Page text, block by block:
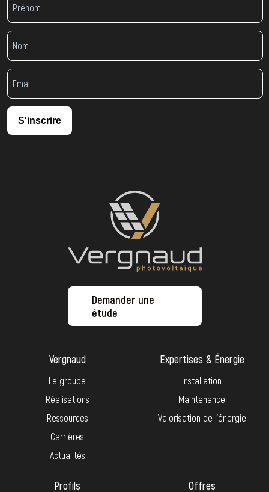
S'inscrire
Demander une
étude
Vergnaud
Le groupe
Réalisations
Ressources
Carrières
Actualités
Expertises & Énergie
Installation
Maintenance
Valorisation de l’énergie
Profils Offres